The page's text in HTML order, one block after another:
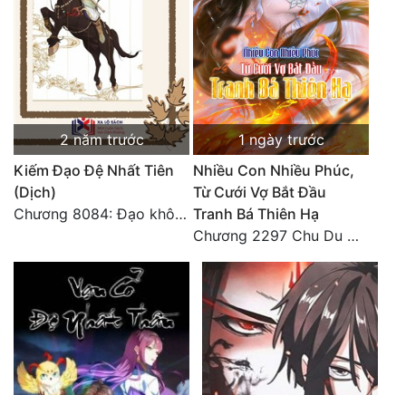
2 năm trước
Kiếm Đạo Đệ Nhất Tiên
(Dịch)
Chương 8084: Đạo không bờ bến (Đại kết cục) (10)
1 ngày trước
Nhiều Con Nhiều Phúc,
Từ Cưới Vợ Bắt Đầu
Tranh Bá Thiên Hạ
Chương 2297 Chu Du Du mang thai